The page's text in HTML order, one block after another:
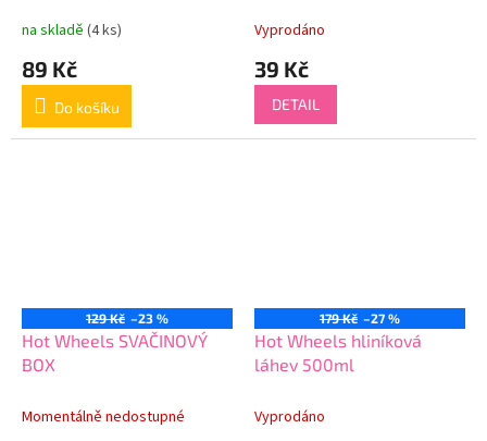
na skladě (4 ks)
89 Kč
Do košíku
Vyprodáno
39 Kč
DETAIL
129 Kč –23 %
Hot Wheels SVAČINOVÝ
BOX
Momentálně nedostupné
179 Kč –27 %
Hot Wheels hliníková
láhev 500ml
Vyprodáno